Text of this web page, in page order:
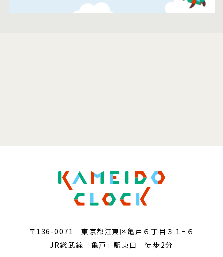
〒136-0071 東京都江東区亀戸６丁目３１−６
JR総武線「亀戸」駅東口 徒歩2分